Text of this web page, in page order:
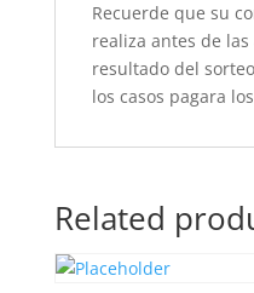
Recuerde que su
realiza antes de
resultado del
los casos pagara
Related